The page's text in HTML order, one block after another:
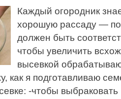
Каждый огородник
хорошую рассаду —
должен быть
чтобы увеличить
высевкой
как я подготавливаю
-чтобы